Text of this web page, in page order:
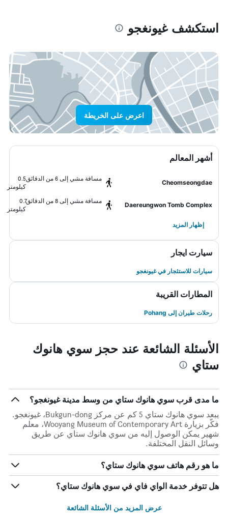
استكشف غيونغجو
اعرض على الخريطة
أشهر المعالم
Cheomseongdae
مسافة مشي إلى 6 من الدقائق
0.5
كيلومتر
Daereungwon Tomb Complex
مسافة مشي إلى 8 من الدقائق
0.7
كيلومتر
إظهار المزيد
سيارت ايجار
سيارات للاستئجار في غيونغجو
المطارات القريبة
رحلات طيران إلى Pohang
الأسئلة الشائعة عند حجز سوي هانوك
ستاي
ما مدى قرب سوي هانوك ستاي من وسط مدينة غيونغجو؟
يبعد سوي هانوك ستاي 5 كم عن مركز Bukgun-dong، غيونغجو.
فكّر بزيارة Wooyang Museum of Contemporary Art، معلم
شهير يمكن الوصول إليه من سوي هانوك ستاي عن طريق
وسائل النقل المختلفة.
ما هو رقم هاتف سوي هانوك ستاي؟
هل تتوفر خدمة الواي فاي في سوي هانوك ستاي؟
عرض المزيد من الأسئلة الشائعة